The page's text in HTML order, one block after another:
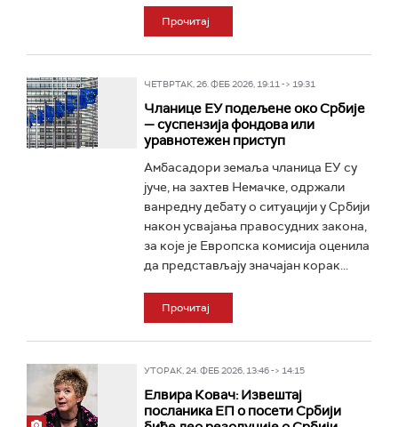
Прочитај
ЧЕТВРТАК, 26. ФЕБ 2026, 19:11 -> 19:31
Чланице ЕУ подељене око Србије
— суспензија фондова или
уравнотежен приступ
Амбасадори земаља чланица ЕУ су
јуче, на захтев Немачке, одржали
ванредну дебату о ситуацији у Србији
након усвајања правосудних закона,
за које је Европска комисија оценила
да представљају значајан корак...
Прочитај
УТОРАК, 24. ФЕБ 2026, 13:46 -> 14:15
Елвира Ковач: Извештај
посланика ЕП о посети Србији